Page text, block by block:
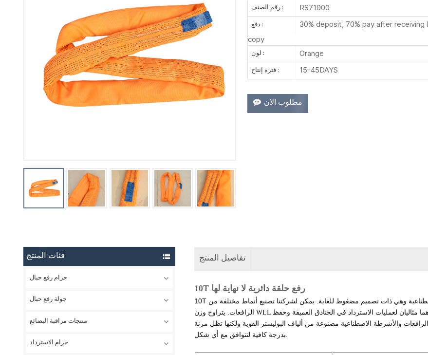
رقم الصنف : RS71000
دفع :
30% deposit, 70% pay after receiving
copy
لون : Orange
فترة إنتاج : 15-45DAYS
مطلوب الان
فئات المنتج
حزام رفع حبال
جولة رفع حبال
منتجات مراقبة البضائع
حزام الاسترداد
تفاصيل المنتج
10T رفع حلقة دائرية لا نهاية لها
وهي ذات تصميم مضغوط للغاية. يمكن لشركتنا تصنيع أنماط مختلفة من
الرافعات. يتراوح وزن WLL من 0.5 طن إلى 600 طن. والميزة هي: الوزن الخفيف والشد العالي، وهما مثاليان لعمليات الاسترداد في الخنادق العميقة وحفظ
والأشرطة الاصطناعية مصنوعة من ألياف البوليستر القوية ولكنها تظل مرنة
بدرجة كافية لتتوافق مع أي شكل.